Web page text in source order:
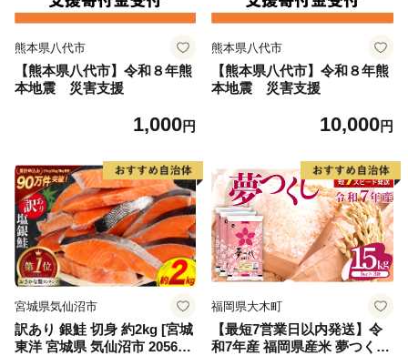
熊本県八代市
【熊本県八代市】令和８年熊
本地震 災害支援
1,000円
熊本県八代市
【熊本県八代市】令和８年熊
本地震 災害支援
10,000円
宮城県気仙沼市
訳あり 銀鮭 切身 約2kg [宮城
東洋 宮城県 気仙沼市 205649
福岡県大木町
【最短7営業日以内発送】令
和7年産 福岡県産米 夢つくし